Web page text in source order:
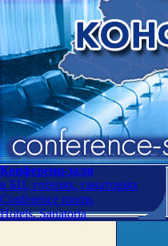
Конференц-зали
в БЦ, готелях, санаторіях
Conference rooms
Hotels. Sanatoria